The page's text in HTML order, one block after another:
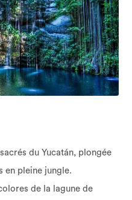
du Yucatán, plongée
en pleine jungle.
de la lagune de